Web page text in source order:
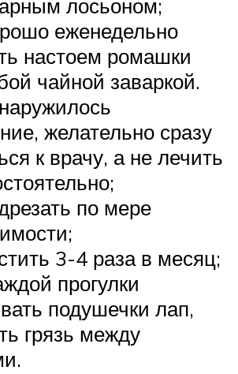
лосьоном;
еженедельно
настоем ромашки
чайной заваркой.
желательно сразу
к врачу, а не лечить
по мере
3-4 раза в месяц;
прогулки
подушечки лап,
грязь между